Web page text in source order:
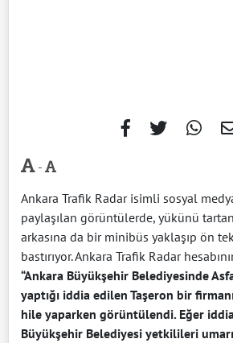
-
Ankara Trafik Radar isimli sosyal
paylaşılan görüntülerde, yükünü
arkasına da bir minibüs yaklaşıp ön
bastırıyor. Ankara Trafik Radar
“Ankara Büyükşehir Belediyesinde
yaptığı iddia edilen Taşeron bir
hile yaparken görüntülendi. Eğer
Büyükşehir Belediyesi yetkilileri